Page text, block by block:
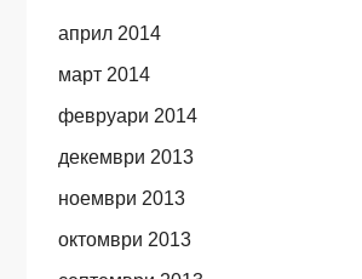
април 2014
март 2014
февруари 2014
декември 2013
ноември 2013
октомври 2013